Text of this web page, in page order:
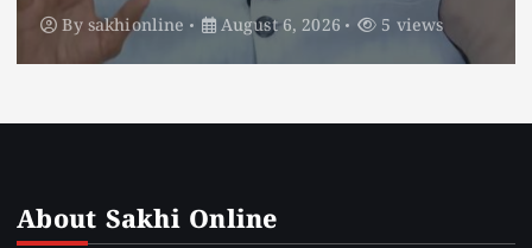
By sakhionline August 6, 2026 5 views
About Sakhi Online